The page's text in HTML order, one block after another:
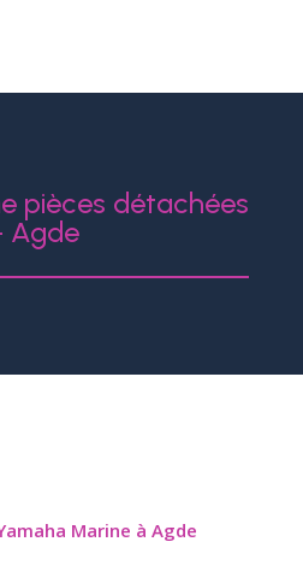
pièces détachées
Agde
Marine à Agde